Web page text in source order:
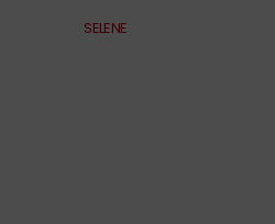
SELENE